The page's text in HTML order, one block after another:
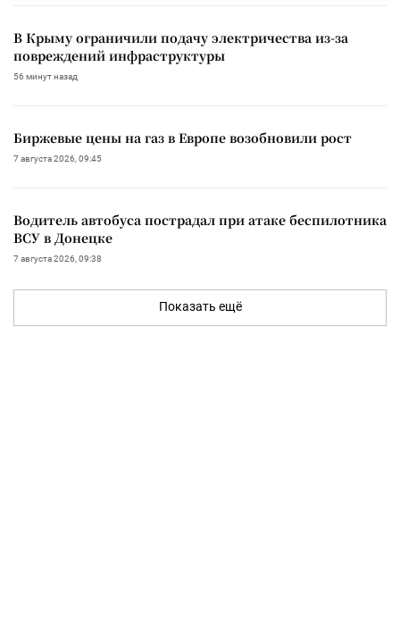
В Крыму ограничили подачу электричества из-за
повреждений инфраструктуры
56 минут назад
Биржевые цены на газ в Европе возобновили рост
7 августа 2026, 09:45
Водитель автобуса пострадал при атаке беспилотника
ВСУ в Донецке
7 августа 2026, 09:38
Показать ещё